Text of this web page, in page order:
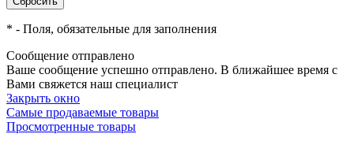
* - Поля, обязательные для заполнения
Сообщение отправлено
Ваше сообщение успешно отправлено. В ближайшее время с
Вами свяжется наш специалист
Закрыть окно
Самые продаваемые товары
Просмотренные товары